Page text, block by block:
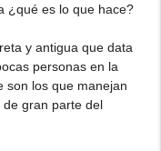
¿qué es lo que hace?
y antigua que data
personas en la
son los que manejan
gran parte del